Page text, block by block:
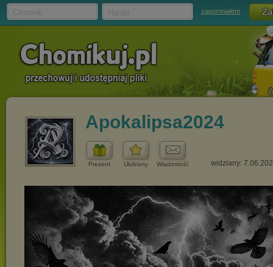
zapomniałem
Apokalipsa2024
Prezent Ulubiony Wiadomość widziany: